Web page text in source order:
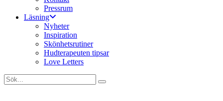
Pressrum
Läsning
Nyheter
Inspiration
Skönhetsrutiner
Hudterapeuten tipsar
Love Letters